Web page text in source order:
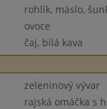
rohlík, máslo,
ovoce
čaj, bílá kava
zeleninový vývar
rajská omáčka s